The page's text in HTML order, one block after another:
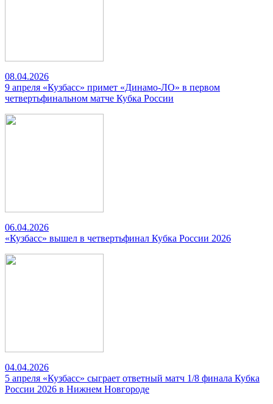
08.04.2026
9 апреля «Кузбасс» примет «Динамо-ЛО» в первом
четвертьфинальном матче Кубка России
06.04.2026
«Кузбасс» вышел в четвертьфинал Кубка России 2026
04.04.2026
5 апреля «Кузбасс» сыграет ответный матч 1/8 финала Кубка
России 2026 в Нижнем Новгороде